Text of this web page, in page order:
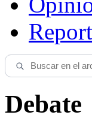
Debate